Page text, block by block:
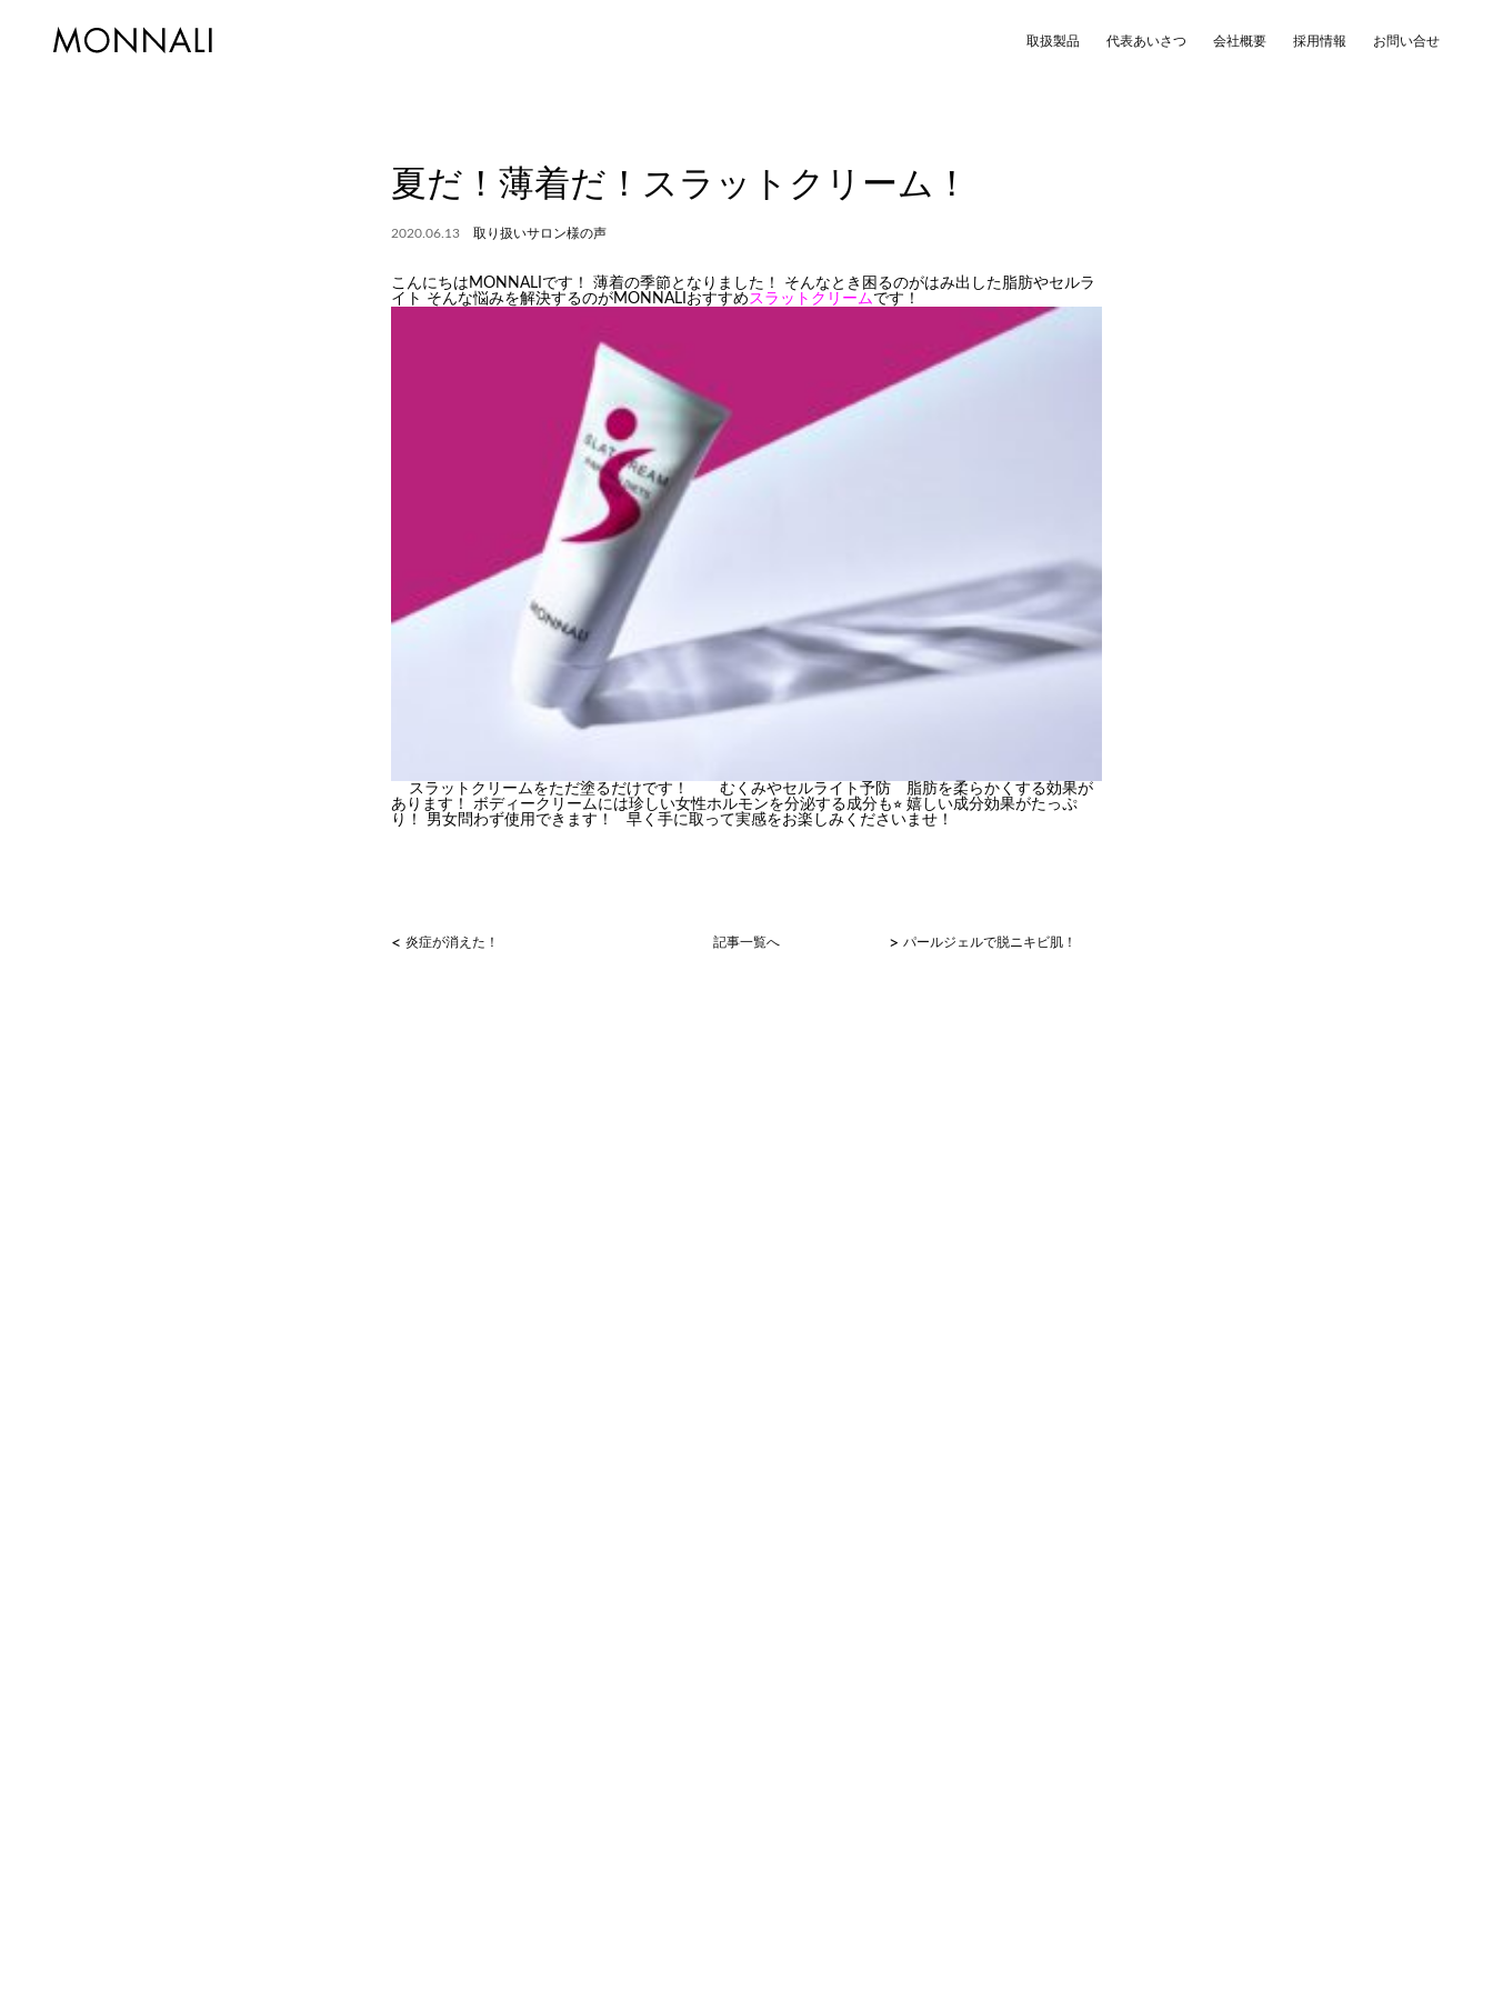
取扱製品 代表あいさつ 会社概要 採用情報 お問い合せ
夏だ！薄着だ！スラットクリーム！
2020.06.13 取り扱いサロン様の声
こんにちはMONNALIです！ 薄着の季節となりました！ そんなとき困るのがはみ出した脂肪やセルラ
イト そんな悩みを解決するのがMONNALIおすすめスラットクリームです！
スラットクリームをただ塗るだけです！ むくみやセルライト予防 脂肪を柔らかくする効果が
あります！ ボディークリームには珍しい女性ホルモンを分泌する成分も⭐︎ 嬉しい成分効果がたっぷ
り！ 男女問わず使用できます！ 早く手に取って実感をお楽しみくださいませ！
< 炎症が消えた！ 記事一覧へ > パールジェルで脱ニキビ肌！